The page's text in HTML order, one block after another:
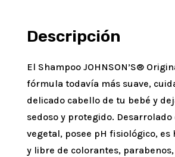
Descripción
El Shampoo JOHNSON’S®
fórmula todavía más suave,
delicado cabello de tu bebé y
sedoso y protegido.
vegetal, posee pH fisiológico, es
y libre de colorantes,